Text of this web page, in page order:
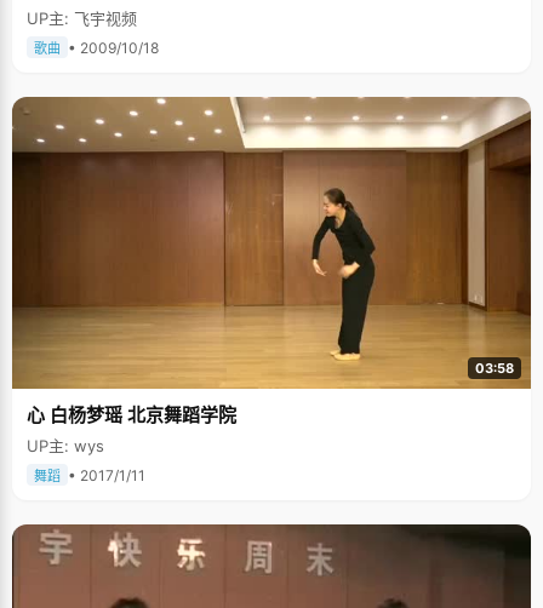
UP主: 飞宇视频
歌曲 • 2009/10/18
03:58
心 白杨梦瑶 北京舞蹈学院
UP主: wys
舞蹈 • 2017/1/11